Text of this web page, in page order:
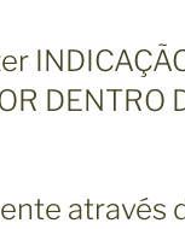
DENTRO
através